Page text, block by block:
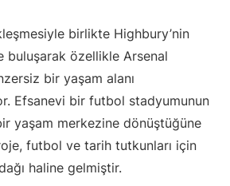
birlikte Highbury’nin
buluşarak özellikle Arsenal
bir yaşam alanı
Efsanevi bir futbol stadyumunun
yaşam merkezine dönüştüğüne
futbol ve tarih tutkunları için
haline gelmiştir.